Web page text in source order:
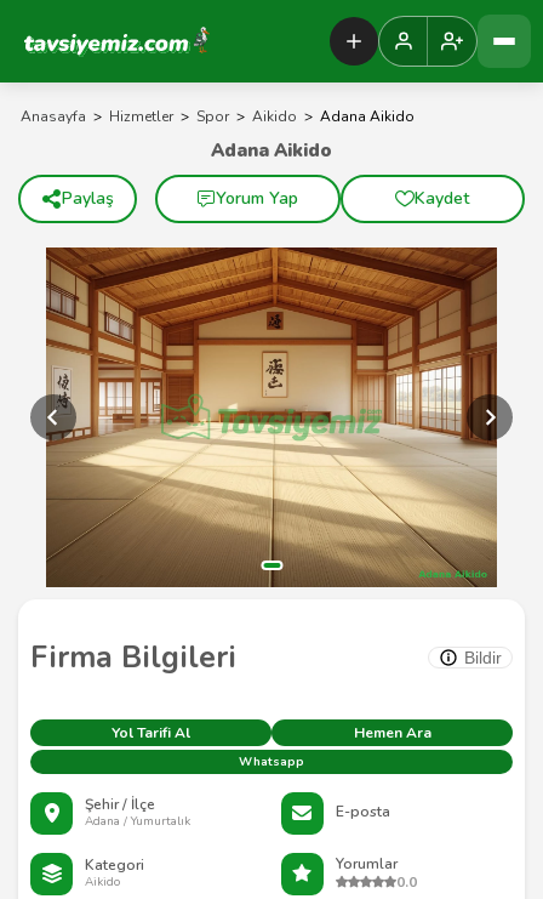
Tavsiyemiz Anasayfa
Anasayfa > Hizmetler > Spor > Aikido > Adana Aikido
Firma Bilgileri Bildir
Yol Tarifi Al Hemen Ara
Whatsapp
Şehir / İlçe
Adana / Yumurtalık E-posta
Kategori
Aikido
Yorumlar
0.0
Adana Aikido
Paylaş Yorum Yap Kaydet